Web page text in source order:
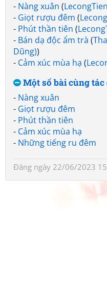
- Nàng xuân (LecongTien
- Giọt rượu đêm (
- Phút thần tiên (
- Bán dạ độc ẩm trà (
Dũng))
- Cảm xúc mùa hạ (
Một số bài cùng tác
- Nàng xuân
- Giọt rượu đêm
- Phút thần tiên
- Cảm xúc mùa hạ
- Những tiếng ru đêm
Đăng ngày 22/06/2023